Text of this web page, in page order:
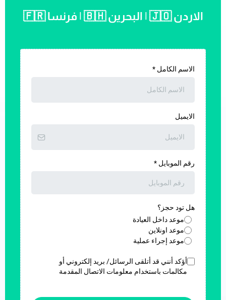
الاردن 🇯🇴 | البحرين 🇧🇭 | فرنسا 🇫🇷
الاسم الكامل *
الايميل
رقم الموبايل *
هل تود حجز؟
موعد داخل العيادة
موعد اونلاين
موعد إجراء عملية
أؤكد أنني قد أتلقى الرسائل/ بريد إلكتروني أو
مكالمات باستخدام معلومات الاتصال المقدمة